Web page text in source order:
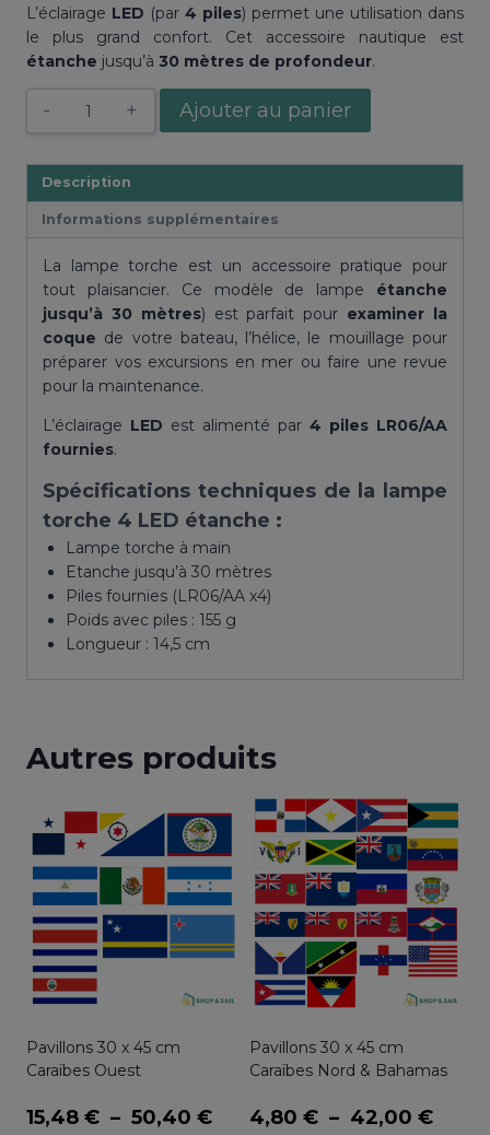
L’éclairage LED (par 4 piles) permet une utilisation dans
le plus grand confort. Cet accessoire nautique est
étanche jusqu’à 30 mètres de profondeur.
quantité
torche
4
LED
étanche
Ajouter au panier
Description
Informations supplémentaires
La lampe torche est un accessoire pratique pour
tout plaisancier. Ce modèle de lampe étanche
jusqu’à 30 mètres) est parfait pour examiner la
coque de votre bateau, l’hélice, le mouillage pour
préparer vos excursions en mer ou faire une revue
pour la maintenance.
L’éclairage LED est alimenté par 4 piles LR06/AA
fournies.
Spécifications techniques de la lampe
torche 4 LED étanche :
Lampe torche à main
Etanche jusqu’à 30 mètres
Piles fournies (LR06/AA x4)
Poids avec piles : 155 g
Longueur : 14,5 cm
Autres produits
Pavillons 30 x 45 cm
Caraïbes Ouest
15,48 € – 50,40 €Plage
Pavillons 30 x 45 cm
Caraïbes Nord & Bahamas
4,80 € – 42,00 €Plage